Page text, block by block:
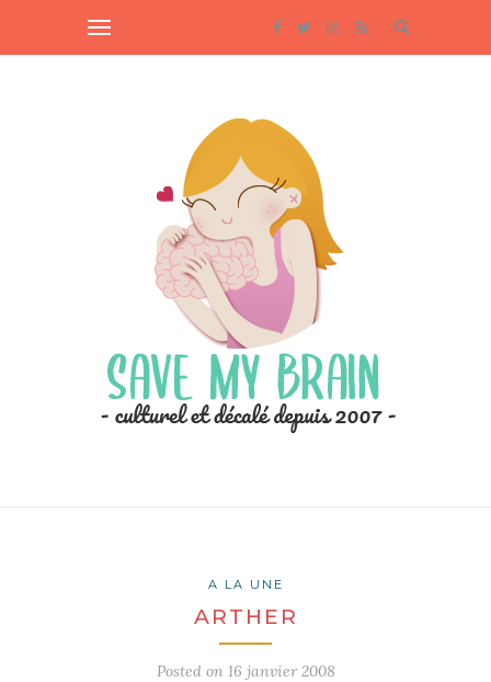
A LA UNE
ARTHER
Posted on 16 janvier 2008